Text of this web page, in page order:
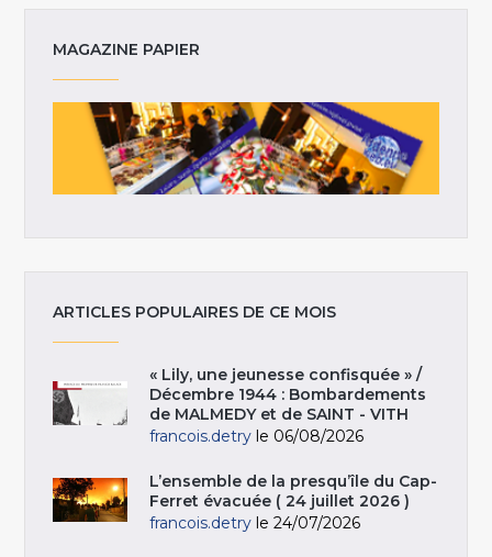
MAGAZINE PAPIER
ARTICLES POPULAIRES DE CE MOIS
« Lily, une jeunesse confisquée » /
Décembre 1944 : Bombardements
de MALMEDY et de SAINT - VITH
francois.detry le 06/08/2026
L’ensemble de la presqu’île du Cap-
Ferret évacuée ( 24 juillet 2026 )
francois.detry le 24/07/2026